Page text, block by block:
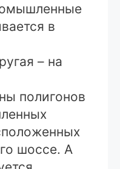
в
– на
полигонов
шоссе. А